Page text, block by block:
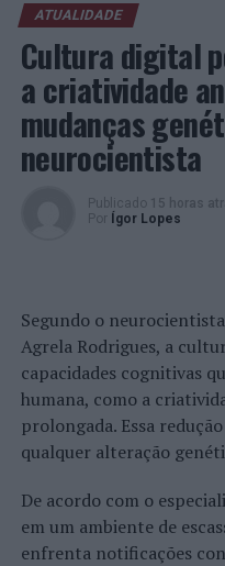
TÓPICOS RELACIONADOS:
PRÓXIMO
Sintra acolhe Fórum da
Natural Sintra-Cascais
NÃO PERCA
Alunos de Sintra vão
marinho e da
ATUALIDADE
Cultura digital
a criatividade
mudanças
neurocientista
Publicado 15 horas
Por
Ígor Lopes
Segundo o
Agrela Rodrigues, a
capacidades cognitivas
humana, como a
prolongada. Essa
qualquer alteração
De acordo com o
em um ambiente de
enfrenta notificações